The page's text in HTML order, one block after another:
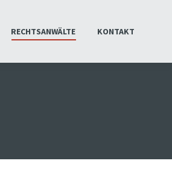
RECHTSANWÄLTE KONTAKT